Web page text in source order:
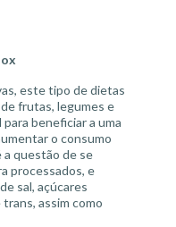
este tipo de dietas
frutas, legumes e
beneficiar a uma
o consumo
questão de se
processados, e
sal, açúcares
assim como